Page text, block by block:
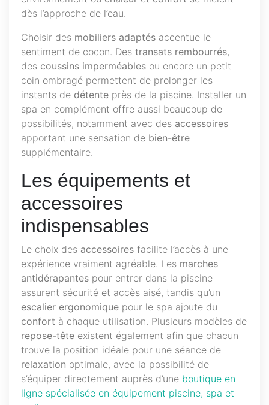
dès l’approche de l’eau.
Choisir des mobiliers adaptés accentue le
sentiment de cocon. Des transats rembourrés,
des coussins imperméables ou encore un petit
coin ombragé permettent de prolonger les
instants de détente près de la piscine. Installer un
spa en complément offre aussi beaucoup de
possibilités, notamment avec des accessoires
apportant une sensation de bien-être
supplémentaire.
Les équipements et
accessoires
indispensables
Le choix des accessoires facilite l’accès à une
expérience vraiment agréable. Les marches
antidérapantes pour entrer dans la piscine
assurent sécurité et accès aisé, tandis qu’un
escalier ergonomique pour le spa ajoute du
confort à chaque utilisation. Plusieurs modèles de
repose-tête existent également afin que chacun
trouve la position idéale pour une séance de
relaxation optimale, avec la possibilité de
s’équiper directement auprès d’une boutique en
ligne spécialisée en équipement piscine, spa et